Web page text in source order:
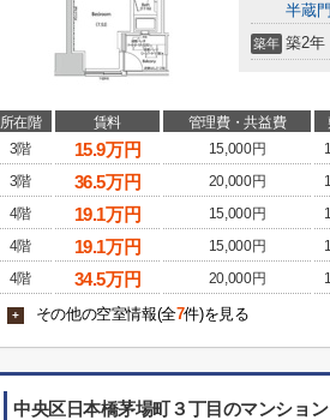
半蔵
築年 築2年
所在階 賃料 管理費・共益費
3階
15.9万円 15,000円
3階
36.5万円 20,000円
4階
19.1万円 15,000円
4階
19.1万円 15,000円
4階
34.5万円 20,000円
+ その他の空室情報(全7件)を見る
中央区日本橋茅場町３丁目のマンション